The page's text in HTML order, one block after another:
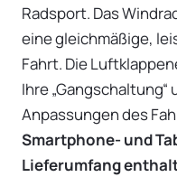
Radsport. Das
eine gleichmäßige,
Fahrt. Die
Ihre
Anpassungen des
Smartphone- und
Lieferumfang